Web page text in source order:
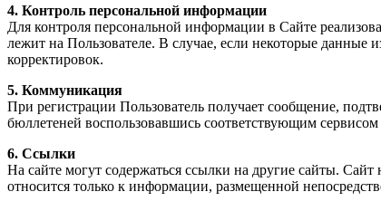
4. Контроль персональной информации
Для контроля персональной информации в Сайте реализованы механизмы верификации личных
лежит на Пользователе. В случае, если некоторые данные изменились, Пользователь обязан исправить данные в системе самостоятельно, либо связаться со службой поддержки для внесения
корректировок.
5. Коммуникация
При регистрации Пользователь получает сообщение, подтверждающее его успешную
бюллетеней воспользовавшись соответствующим
6. Ссылки
На сайте могут содержаться ссылки на другие сайты. Сайт не несет ответственности за содержание,
относится только к информации, размещенной